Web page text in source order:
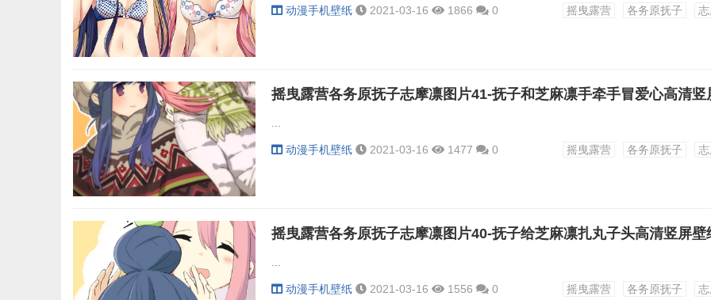
动漫手机壁纸 2021-03-16 1866 0 摇曳露营 各务原抚子
动漫手机壁纸 2021-03-16 1477 0 摇曳露营 各务原抚子
动漫手机壁纸 2021-03-16 1556 0 摇曳露营 各务原抚子